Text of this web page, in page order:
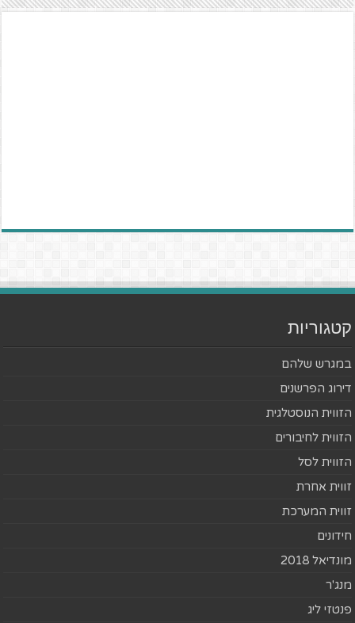
קטגוריות
במגרש שלהם
דירוג הפרשנים
הזווית הנוסטלגית
הזווית לחיבורים
הזווית לסל
זווית אחרת
זווית המערכת
חידונים
מונדיאל 2018
מנג'ר
פנטזי ליג